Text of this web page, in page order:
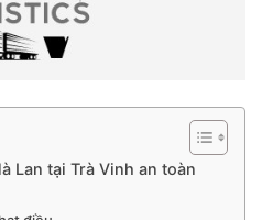
Lan tại Trà Vinh an toàn